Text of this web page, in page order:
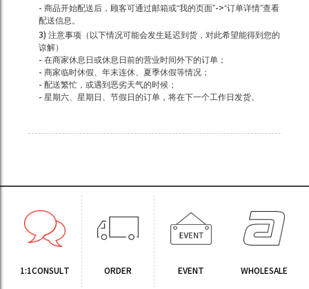
- 商品开始配送后，顾客可通过邮箱或“我的页面”->“订单详情”查看
配送信息。
3) 注意事项（以下情况可能会发生延迟到货，对此希望能得到您的
谅解）
- 在商家休息日或休息日前的营业时间外下的订单；
- 商家临时休假、年末连休、夏季休假等情况；
- 配送繁忙，或遇到恶劣天气的时候；
- 星期六、星期日、节假日的订单，将在下一个工作日发货。
1:1CONSULT ORDER EVENT WHOLESALE